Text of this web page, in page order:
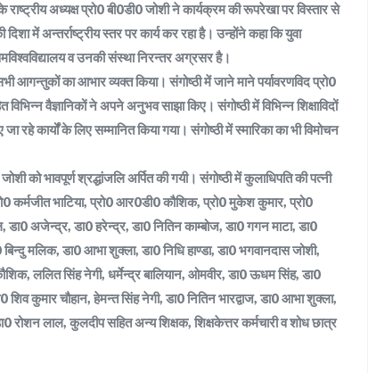
अध्यक्ष प्रो0 बी0डी0 जोशी ने कार्यक्रम की रूपरेखा पर विस्तार से
में अन्तर्राष्ट्रीय स्तर पर कार्य कर रहा है। उन्होंने कहा कि युवा
व उनकी संस्था निरन्तर अग्रसर है।
आगन्तुकों का आभार व्यक्त किया। संगोष्ठी में जाने माने पर्यावरणविद प्रो0
वैज्ञानिकों ने अपने अनुभव साझा किए। संगोष्ठी में विभिन्न शिक्षाविदों
रहे कार्यों के लिए सम्मानित किया गया। संगोष्ठी में स्मारिका का भी विमोचन
को भावपूर्ण श्रद्धांजलि अर्पित की गयी। संगोष्ठी में कुलाधिपति की पत्नी
कर्मजीत भाटिया, प्रो0 आर0डी0 कौशिक, प्रो0 मुकेश कुमार, प्रो0
अजेन्द्र, डा0 हरेन्द्र, डा0 नितिन काम्बोज, डा0 गगन माटा, डा0
मलिक, डा0 आभा शुक्ला, डा0 निधि हाण्डा, डा0 भगवानदास जोशी,
ललित सिंह नेगी, धर्मेन्द्र बालियान, ओमवीर, डा0 ऊधम सिंह, डा0
कुमार चौहान, हेमन्त सिंह नेगी, डा0 नितिन भारद्वाज, डा0 आभा शुक्ला,
रोशन लाल, कुलदीप सहित अन्य शिक्षक, शिक्षकेत्तर कर्मचारी व शोध छात्र